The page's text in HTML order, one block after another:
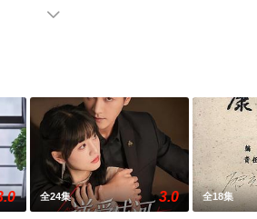
电视剧全集就上策驰电影网，更多

全24集 3.0 全18集